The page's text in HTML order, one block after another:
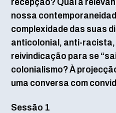
nossa
complexidade das suas
anticolonial, anti-racista,
reivindicação para se
colonialismo? À
uma conversa com
Sessão 1